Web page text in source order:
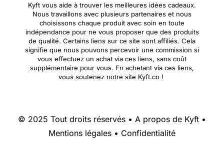
Kyft vous aide à trouver les meilleures idées cadeaux.
Nous travaillons avec plusieurs partenaires et nous
choisissons chaque produit avec soin en toute
indépendance pour ne vous proposer que des produits
de qualité. Certains liens sur ce site sont affiliés. Cela
signifie que nous pouvons percevoir une commission si
vous effectuez un achat via ces liens, sans coût
supplémentaire pour vous. En achetant via ces liens,
vous soutenez notre site Kyft.co !
© 2025 Tout droits réservés • A propos de Kyft •
Mentions légales • Confidentialité